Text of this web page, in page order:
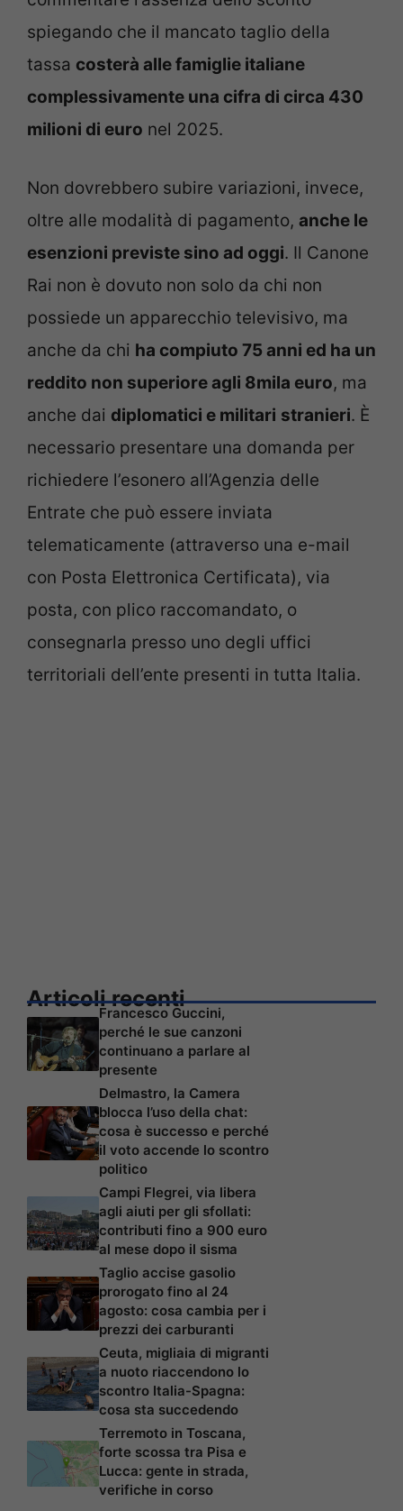
spiegando che il mancato taglio della
tassa costerà alle famiglie italiane
complessivamente una cifra di circa 430
milioni di euro nel 2025.
Non dovrebbero subire variazioni, invece,
oltre alle modalità di pagamento, anche le
esenzioni previste sino ad oggi. Il Canone
Rai non è dovuto non solo da chi non
possiede un apparecchio televisivo, ma
anche da chi ha compiuto 75 anni ed ha un
reddito non superiore agli 8mila euro, ma
anche dai diplomatici e militari stranieri. È
necessario presentare una domanda per
richiedere l’esonero all’Agenzia delle
Entrate che può essere inviata
telematicamente (attraverso una e-mail
con Posta Elettronica Certificata), via
posta, con plico raccomandato, o
consegnarla presso uno degli uffici
territoriali dell’ente presenti in tutta Italia.
Articoli recenti
Francesco Guccini,
perché le sue canzoni
continuano a parlare al
presente
Delmastro, la Camera
blocca l’uso della chat:
cosa è successo e perché
il voto accende lo scontro
politico
Campi Flegrei, via libera
agli aiuti per gli sfollati:
contributi fino a 900 euro
al mese dopo il sisma
Taglio accise gasolio
prorogato fino al 24
agosto: cosa cambia per i
prezzi dei carburanti
Ceuta, migliaia di migranti
a nuoto riaccendono lo
scontro Italia-Spagna:
cosa sta succedendo
Terremoto in Toscana,
forte scossa tra Pisa e
Lucca: gente in strada,
verifiche in corso